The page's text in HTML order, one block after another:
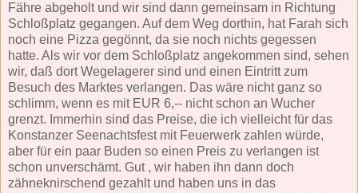
Fähre abgeholt und wir sind dann gemeinsam in Richtung
Schloßplatz gegangen. Auf dem Weg dorthin, hat Farah sich
noch eine Pizza gegönnt, da sie noch nichts gegessen
hatte. Als wir vor dem Schloßplatz angekommen sind, sehen
wir, daß dort Wegelagerer sind und einen Eintritt zum
Besuch des Marktes verlangen. Das wäre nicht ganz so
schlimm, wenn es mit EUR 6,-- nicht schon an Wucher
grenzt. Immerhin sind das Preise, die ich vielleicht für das
Konstanzer Seenachtsfest mit Feuerwerk zahlen würde,
aber für ein paar Buden so einen Preis zu verlangen ist
schon unverschämt. Gut , wir haben ihn dann doch
zähneknirschend gezahlt und haben uns in das